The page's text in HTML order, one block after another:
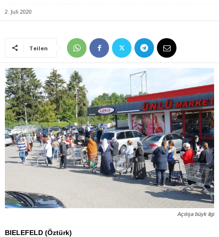
2. Juli 2020
Teilen
Açılışa büyk ilgi
BIELEFELD (Öztürk)